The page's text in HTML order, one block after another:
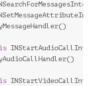
()
is INStartAudioCallIntent
()
is INStartVideoCallIntent